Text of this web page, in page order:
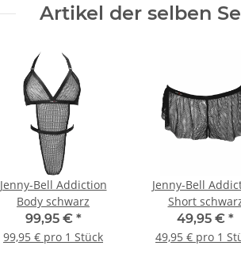
Artikel der selben
Jenny-Bell Addiction
Body schwarz
99,95 € *
99,95 € pro 1 Stück
Jenny-Bell
Short
49,95 € *
49,95 € pro 1